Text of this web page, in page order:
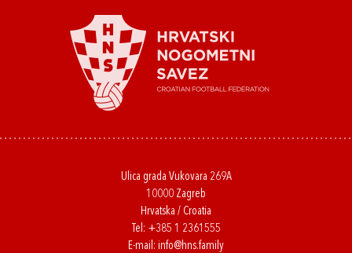
Ulica grada Vukovara 269A
10000 Zagreb
Hrvatska / Croatia
Tel: +385 1 2361555
E-mail: info@hns.family